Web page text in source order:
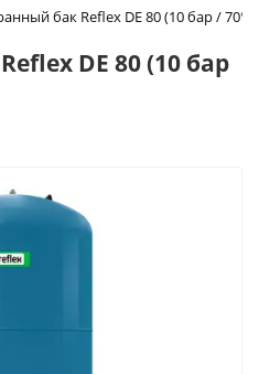
бак Reflex DE 80 (10 бар / 70°C)
DE 80 (10 бар